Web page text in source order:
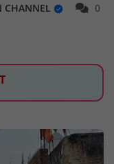
CHANNEL 0